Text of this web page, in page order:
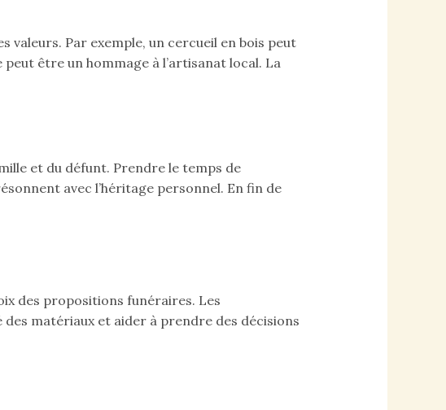
valeurs. Par exemple, un cercueil en bois peut
être un hommage à l’artisanat local. La
et du défunt. Prendre le temps de
avec l’héritage personnel. En fin de
des propositions funéraires. Les
matériaux et aider à prendre des décisions